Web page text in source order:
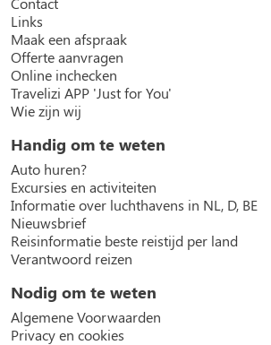
Links
Maak een afspraak
Offerte aanvragen
Online inchecken
Travelizi APP 'Just for You'
Wie zijn wij
Handig om te weten
Auto huren?
Excursies en activiteiten
Informatie over luchthavens in NL, D, BE
Nieuwsbrief
Reisinformatie beste reistijd per land
Verantwoord reizen
Nodig om te weten
Algemene Voorwaarden
Privacy en cookies